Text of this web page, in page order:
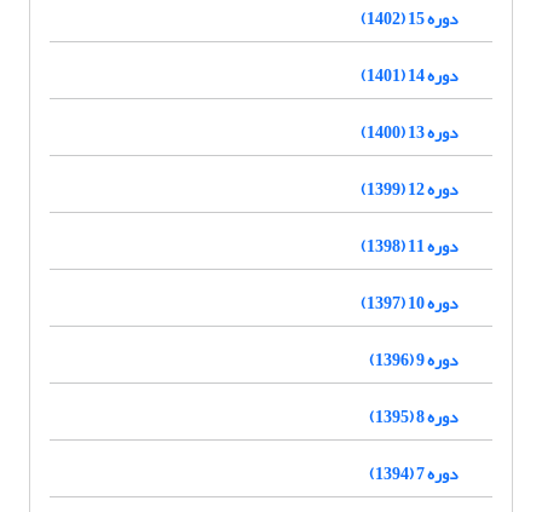
دوره 15 (1402)
دوره 14 (1401)
دوره 13 (1400)
دوره 12 (1399)
دوره 11 (1398)
دوره 10 (1397)
دوره 9 (1396)
دوره 8 (1395)
دوره 7 (1394)